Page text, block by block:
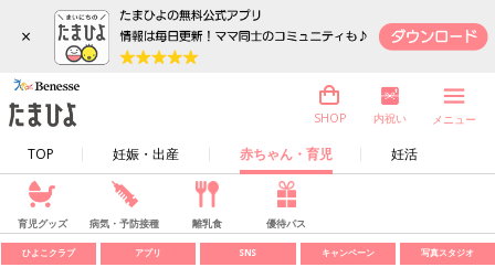
×
TOP 妊娠・出産 赤ちゃん・育児 妊活
SHOP 内祝い メニュー
育児グッズ 病気・予防接種 離乳食 優待パス
ひよこクラブ アプリ SNS キャンペーン 写真スタジオ